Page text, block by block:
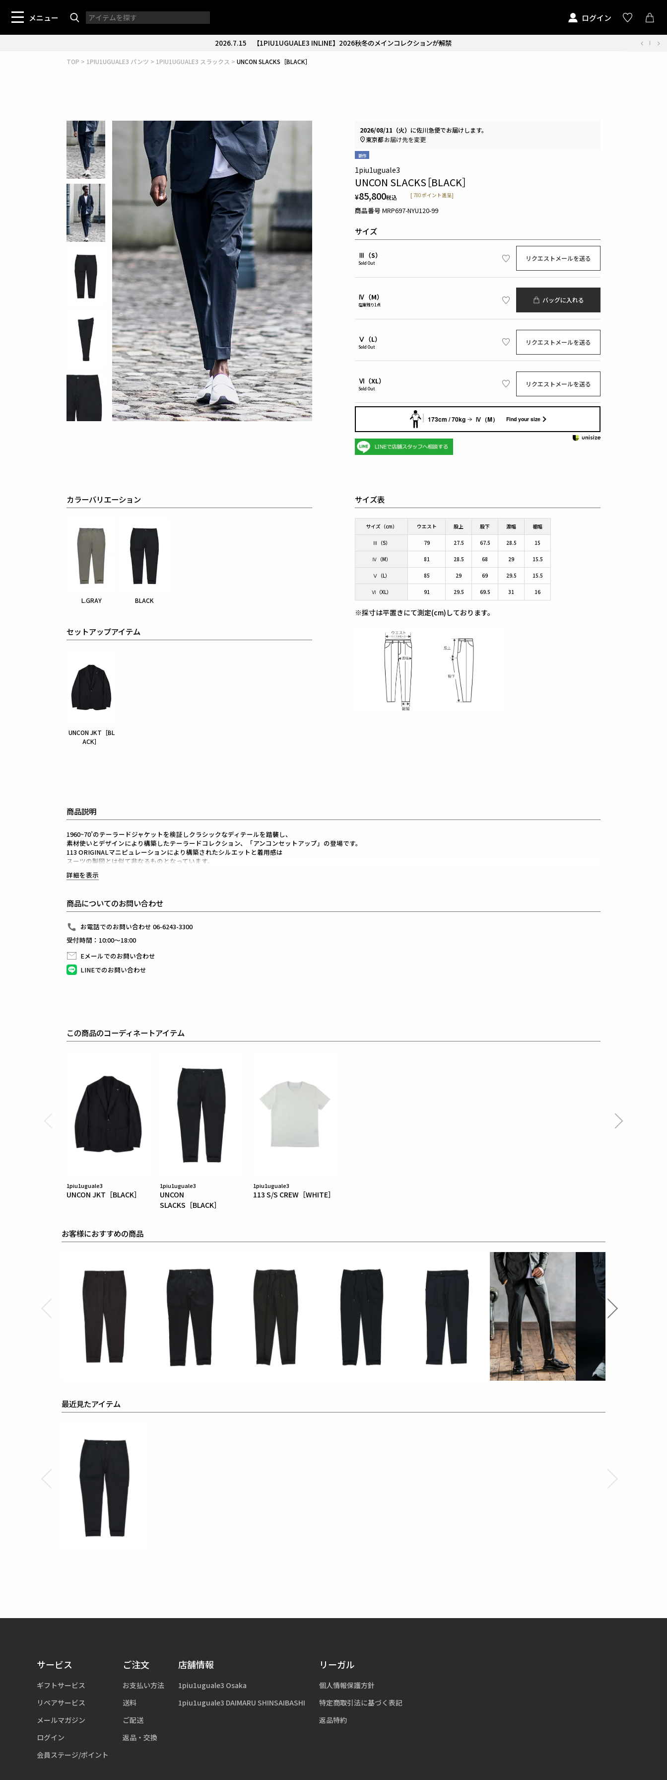
メニュー ログイン
2026.7.15 【1PIU1UGUALE3 INLINE】2026秋冬のメインコレクションが解禁
TOP 1PIU1UGUALE3 パンツ 1PIU1UGUALE3 スラックス UNCON SLACKS［BLACK］
新作
1piu1uguale3
UNCON SLACKS［BLACK］
¥85,800税込 [780ポイント進呈]
商品番号 MRP697-NYU120-99
サイズ
Ⅲ（S）
Sold Out
リクエストメールを送る
Ⅳ（M）
在庫残り1点
バッグに入れる
Ⅴ（L）
Sold Out
リクエストメールを送る
Ⅵ（XL）
Sold Out
リクエストメールを送る
173cm / 70kg Ⅳ（M） Find your size
2026/08/11（火） に佐川急便でお届けします。
東京都お届け先を変更
カラーバリエーション
L.GRAY BLACK
セットアップアイテム
UNCON JKT［BL
ACK］
サイズ表
サイズ（cm） ウエスト 股上 股下 渡幅 裾幅
Ⅲ（S） 79 27.5 67.5 28.5 15
Ⅳ（M） 81 28.5 68 29 15.5
Ⅴ（L） 85 29 69 29.5 15.5
Ⅵ（XL） 91 29.5 69.5 31 16
※採寸は平置きにて測定(cm)しております。
商品説明
1960~70’のテーラードジャケットを検証しクラシックなディテールを踏襲し、
素材使いとデザインにより構築したテーラードコレクション、「アンコンセットアップ」の登場です。
113 ORIGINALマニピュレーションにより構築されたシルエットと着用感は
スーツの製図とは似て非なるものとなっています。
構築した至高のシルエットが生み出されています。
また、1PIU1UGUALE3オリジナルの折鶴ピンをラペルに付属しています。
パンツはリラックス感のあるディテールを採用。
クラシックな佇まいを崩すこと無くリラックス感を高めたデザインとなっています。
素材
LIGHT NYLON STRETCH
表地 : ナイロン69% ポリウレタン31%
別布 : ポリエステル100%
詳細を表示
商品についてのお問い合わせ
お電話でのお問い合わせ 06-6243-3300
受付時間：10:00～18:00
Eメールでのお問い合わせ
LINEでのお問い合わせ
この商品のコーディネートアイテム
1piu1uguale3
UNCON JKT［BLACK］
1piu1uguale3
UNCON
SLACKS［BLACK］
1piu1uguale3
113 S/S CREW［WHITE］
サービス
ギフトサービス
リペアサービス
メールマガジン
ログイン
会員ステージ/ポイント
ご注文
お支払い方法
送料
ご配送
返品・交換
店舗情報
1piu1uguale3 Osaka
1piu1uguale3 DAIMARU SHINSAIBASHI
リーガル
個人情報保護方針
特定商取引法に基づく表記
返品特約